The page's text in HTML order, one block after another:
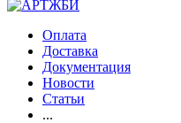
Оплата
Доставка
Документация
Новости
Статьи
...